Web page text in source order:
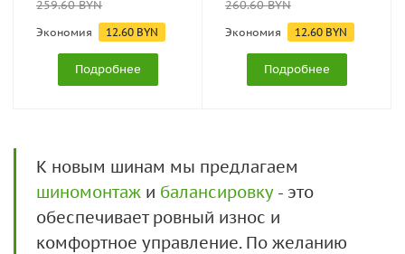
259.60BYN
Экономия 12.60 BYN
Подробнее
260.60BYN
Экономия 12.60 BYN
Подробнее
К новым шинам мы предлагаем
шиномонтаж и балансировку- это
обеспечивает ровный износ и
комфортное управление. По желанию